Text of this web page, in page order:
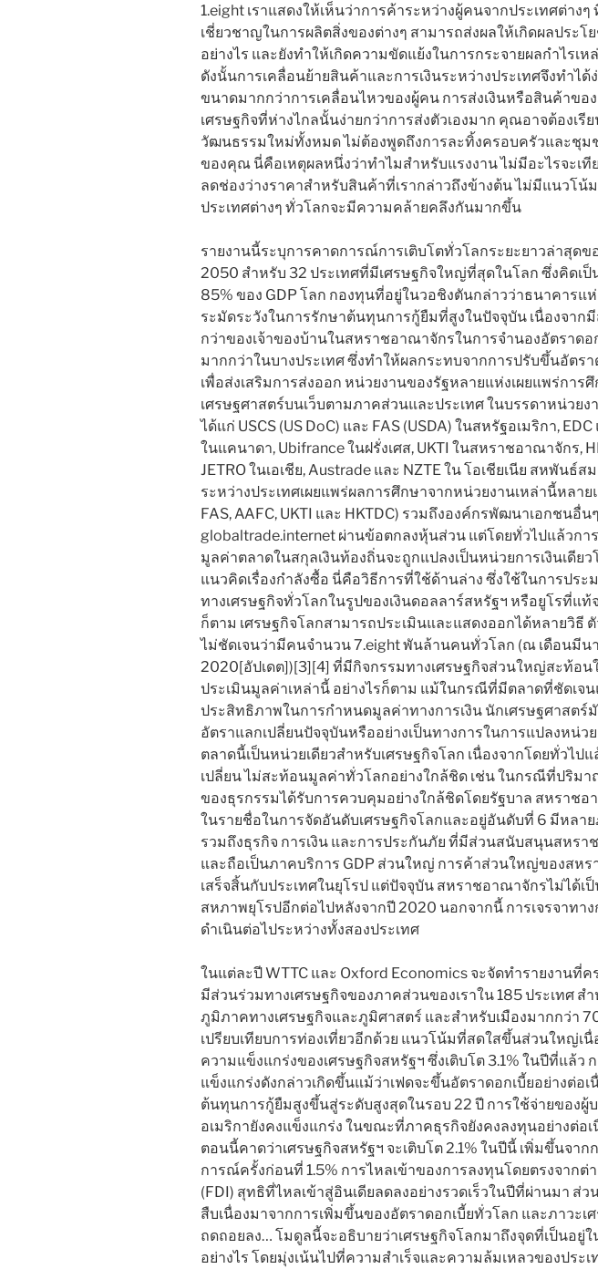
1.eight เราแสดงให้เห็นว่าการค้าระหว่างผู้คนจากประเทศต่างๆ
เชี่ยวชาญในการผลิตสิ่งของต่างๆ สามารถส่งผลให้เกิดผลประโ
อย่างไร และยังทำให้เกิดความขัดแย้งในการกระจายผลกำไรเห
ดังนั้นการเคลื่อนย้ายสินค้าและการเงินระหว่างประเทศจึงทำได้
ขนาดมากกว่าการเคลื่อนไหวของผู้คน การส่งเงินหรือสินค้าขอ
เศรษฐกิจที่ห่างไกลนั้นง่ายกว่าการส่งตัวเองมาก คุณอาจต้องเรี
วัฒนธรรมใหม่ทั้งหมด ไม่ต้องพูดถึงการละทิ้งครอบครัวและชุม
ของคุณ นี่คือเหตุผลหนึ่งว่าทำไมสำหรับแรงงาน ไม่มีอะไรจะเที
ลดช่องว่างราคาสำหรับสินค้าที่เรากล่าวถึงข้างต้น ไม่มีแนวโน้
ประเทศต่างๆ ทั่วโลกจะมีความคล้ายคลึงกันมากขึ้น
รายงานนี้ระบุการคาดการณ์การเติบโตทั่วโลกระยะยาวล่าสุดข
2050 สำหรับ 32 ประเทศที่มีเศรษฐกิจใหญ่ที่สุดในโลก ซึ่งคิดเ
85% ของ GDP โลก กองทุนที่อยู่ในวอชิงตันกล่าวว่าธนาคารแ
ระมัดระวังในการรักษาต้นทุนการกู้ยืมที่สูงในปัจจุบัน เนื่องจาก
กว่าของเจ้าของบ้านในสหราชอาณาจักรในการจำนองอัตราดอ
มากกว่าในบางประเทศ ซึ่งทำให้ผลกระทบจากการปรับขึ้นอัตรา
เพื่อส่งเสริมการส่งออก หน่วยงานของรัฐหลายแห่งเผยแพร่การ
เศรษฐศาสตร์บนเว็บตามภาคส่วนและประเทศ ในบรรดาหน่วยง
ได้แก่ USCS (US DoC) และ FAS (USDA) ในสหรัฐอเมริกา,
ในแคนาดา, Ubifrance ในฝรั่งเศส, UKTI ในสหราชอาณาจักร,
JETRO ในเอเชีย, Austrade และ NZTE ใน โอเชียเนีย สหพันธ์
ระหว่างประเทศเผยแพร่ผลการศึกษาจากหน่วยงานเหล่านี้หลาย
FAS, AAFC, UKTI และ HKTDC) รวมถึงองค์กรพัฒนาเอกชนอื่น
globaltrade.internet ผ่านข้อตกลงหุ้นส่วน แต่โดยทั่วไปแล้วกา
มูลค่าตลาดในสกุลเงินท้องถิ่นจะถูกแปลงเป็นหน่วยการเงินเดียว
แนวคิดเรื่องกำลังซื้อ นี่คือวิธีการที่ใช้ด้านล่าง ซึ่งใช้ในการประ
ทางเศรษฐกิจทั่วโลกในรูปของเงินดอลลาร์สหรัฐฯ หรือยูโรที่แท้จ
ก็ตาม เศรษฐกิจโลกสามารถประเมินและแสดงออกได้หลายวิธี ตั
ไม่ชัดเจนว่ามีคนจำนวน 7.eight พันล้านคนทั่วโลก (ณ เดือนมีน
2020[อัปเดต])[3][4] ที่มีกิจกรรมทางเศรษฐกิจส่วนใหญ่สะท้อน
ประเมินมูลค่าเหล่านี้ อย่างไรก็ตาม แม้ในกรณีที่มีตลาดที่ชัดเจ
ประสิทธิภาพในการกำหนดมูลค่าทางการเงิน นักเศรษฐศาสตร์
อัตราแลกเปลี่ยนปัจจุบันหรืออย่างเป็นทางการในการแปลงหน่วย
ตลาดนี้เป็นหน่วยเดียวสำหรับเศรษฐกิจโลก เนื่องจากโดยทั่วไป
เปลี่ยน ไม่สะท้อนมูลค่าทั่วโลกอย่างใกล้ชิด เช่น ในกรณีที่ปริม
ของธุรกรรมได้รับการควบคุมอย่างใกล้ชิดโดยรัฐบาล สหราชอ
ในรายชื่อในการจัดอันดับเศรษฐกิจโลกและอยู่อันดับที่ 6 มีหลา
รวมถึงธุรกิจ การเงิน และการประกันภัย ที่มีส่วนสนับสนุนสหรา
และถือเป็นภาคบริการ GDP ส่วนใหญ่ การค้าส่วนใหญ่ของสห
เสร็จสิ้นกับประเทศในยุโรป แต่ปัจจุบัน สหราชอาณาจักรไม่ได้เ
สหภาพยุโรปอีกต่อไปหลังจากปี 2020 นอกจากนี้ การเจรจาทาง
ดำเนินต่อไประหว่างทั้งสองประเทศ
ในแต่ละปี WTTC และ Oxford Economics จะจัดทำรายงานที่
มีส่วนร่วมทางเศรษฐกิจของภาคส่วนของเราใน 185 ประเทศ ส
ภูมิภาคทางเศรษฐกิจและภูมิศาสตร์ และสำหรับเมืองมากกว่า 70
เปรียบเทียบการท่องเที่ยวอีกด้วย แนวโน้มที่สดใสขึ้นส่วนใหญ่เนื่
ความแข็งแกร่งของเศรษฐกิจสหรัฐฯ ซึ่งเติบโต 3.1% ในปีที่แล้ว
แข็งแกร่งดังกล่าวเกิดขึ้นแม้ว่าเฟดจะขึ้นอัตราดอกเบี้ยอย่างต่อเ
ต้นทุนการกู้ยืมสูงขึ้นสู่ระดับสูงสุดในรอบ 22 ปี การใช้จ่ายของผู้
อเมริกายังคงแข็งแกร่ง ในขณะที่ภาคธุรกิจยังคงลงทุนอย่างต่อเ
ตอนนี้คาดว่าเศรษฐกิจสหรัฐฯ จะเติบโต 2.1% ในปีนี้ เพิ่มขึ้นจาก
การณ์ครั้งก่อนที่ 1.5% การไหลเข้าของการลงทุนโดยตรงจากต่
(FDI) สุทธิที่ไหลเข้าสู่อินเดียลดลงอย่างรวดเร็วในปีที่ผ่านมา ส่ว
สืบเนื่องมาจากการเพิ่มขึ้นของอัตราดอกเบี้ยทั่วโลก และภาวะเ
ถดถอยลง… โมดูลนี้จะอธิบายว่าเศรษฐกิจโลกมาถึงจุดที่เป็นอยู่
อย่างไร โดยมุ่งเน้นไปที่ความสำเร็จและความล้มเหลวของประ